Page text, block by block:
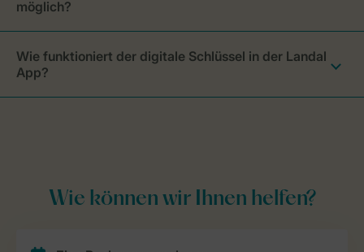
möglich?
Wie funktioniert der digitale Schlüssel in der Landal
App?